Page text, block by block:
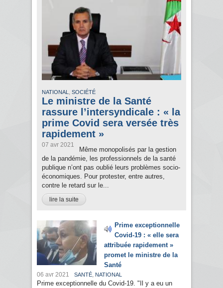
NATIONAL , SOCIÉTÉ
Le ministre de la Santé
rassure l’intersyndicale : « la
prime Covid sera versée très
rapidement »
07 avr 2021
Même monopolisés par la gestion
de la pandémie, les professionnels de la santé
publique n’ont pas oublié leurs problèmes socio-
économiques. Pour protester, entre autres,
contre le retard sur le...
lire la suite
Prime exceptionnelle
Covid-19 : « elle sera
attribuée rapidement »
promet le ministre de la
Santé
06 avr 2021 SANTÉ, NATIONAL
Prime exceptionnelle du Covid-19. "Il y a eu un